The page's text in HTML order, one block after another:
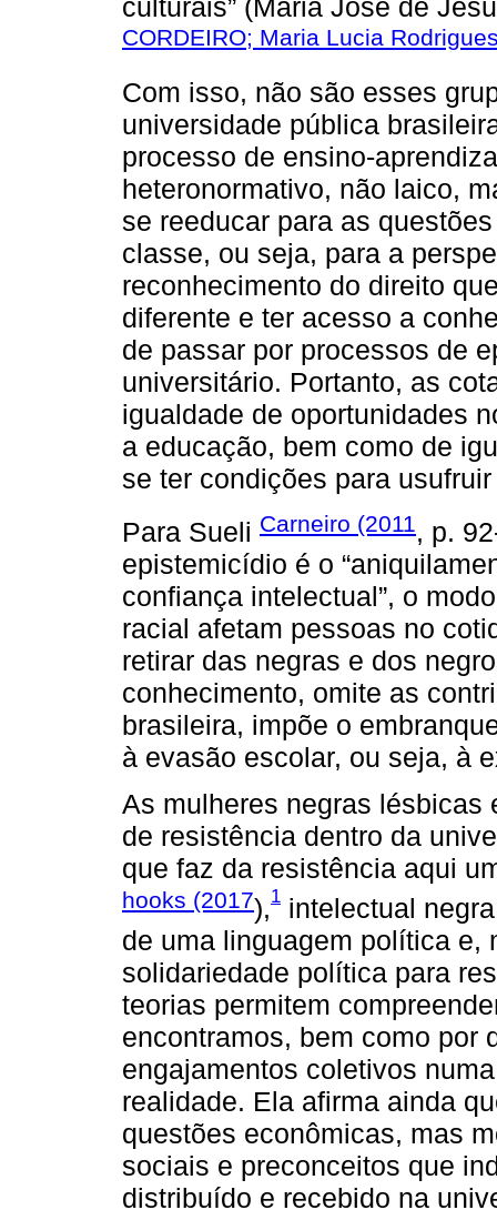
culturais” (Maria José de
CORDEIRO; Maria Lucia
Com isso, não são esses
universidade pública
processo de ensino-
heteronormativo, não laico,
se reeducar para as
classe, ou seja, para a
reconhecimento do direito
diferente e ter acesso a
de passar por processos de
universitário. Portanto, as
igualdade de oportunidades
a educação, bem como de
se ter condições para
Para Sueli Carneiro (2011 , p.
epistemicídio é o
confiança intelectual”, o
racial afetam pessoas no
retirar das negras e dos
conhecimento, omite as
brasileira, impõe o
à evasão escolar, ou seja, à
As mulheres negras lésbicas
de resistência dentro da
que faz da resistência aqui
hooks (2017),1 intelectual
de uma linguagem política e,
solidariedade política para
teorias permitem
encontramos, bem como por
engajamentos coletivos
realidade. Ela afirma ainda
questões econômicas, mas
sociais e preconceitos que
distribuído e recebido na